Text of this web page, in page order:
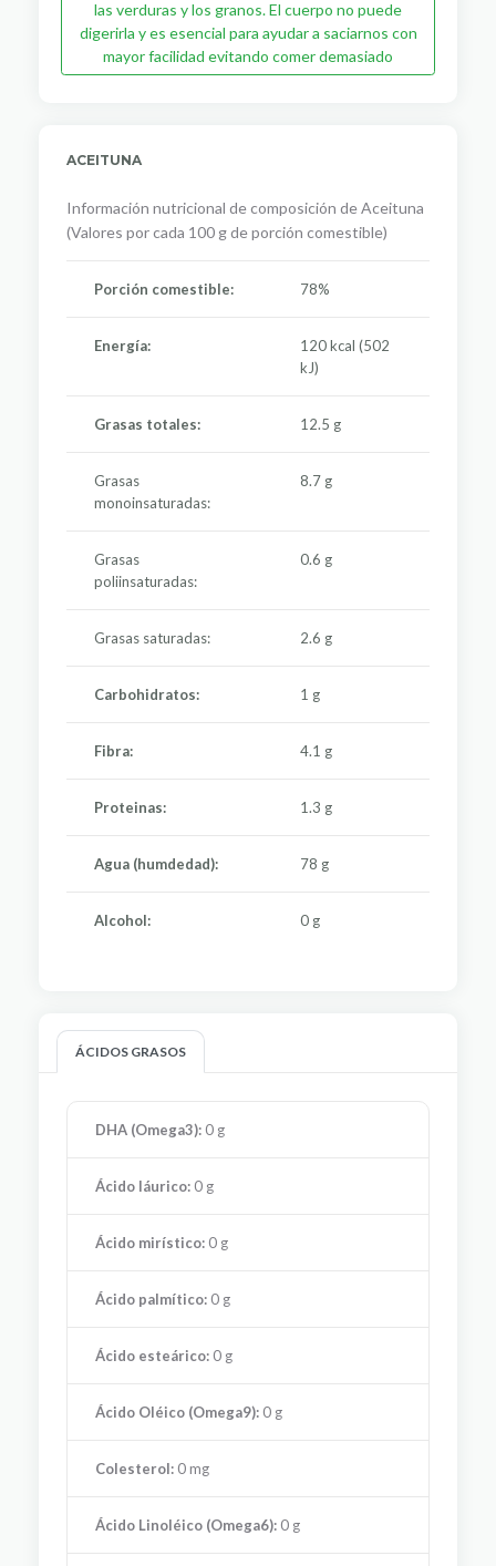
las verduras y los granos. El cuerpo no puede
digerirla y es esencial para ayudar a saciarnos con
mayor facilidad evitando comer demasiado
ACEITUNA
Información nutricional de composición de Aceituna
(Valores por cada 100 g de porción comestible)
Porción comestible: 78%
Energía:
120 kcal (502
kJ)
Grasas totales: 12.5 g
Grasas
monoinsaturadas:
8.7 g
Grasas
poliinsaturadas:
0.6 g
Grasas saturadas: 2.6 g
Carbohidratos: 1 g
Fibra: 4.1 g
Proteinas: 1.3 g
Agua (humdedad): 78 g
Alcohol: 0 g
ÁCIDOS GRASOS
DHA (Omega3): 0 g
Ácido láurico: 0 g
Ácido mirístico: 0 g
Ácido palmítico: 0 g
Ácido esteárico: 0 g
Ácido Oléico (Omega9): 0 g
Colesterol: 0 mg
Ácido Linoléico (Omega6): 0 g